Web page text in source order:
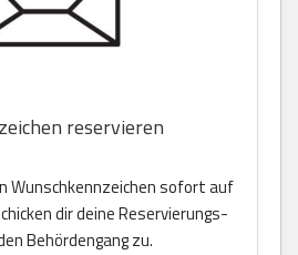
reservieren
Wunschkennzeichen sofort auf
dir deine Reservierungs-
Behördengang zu.